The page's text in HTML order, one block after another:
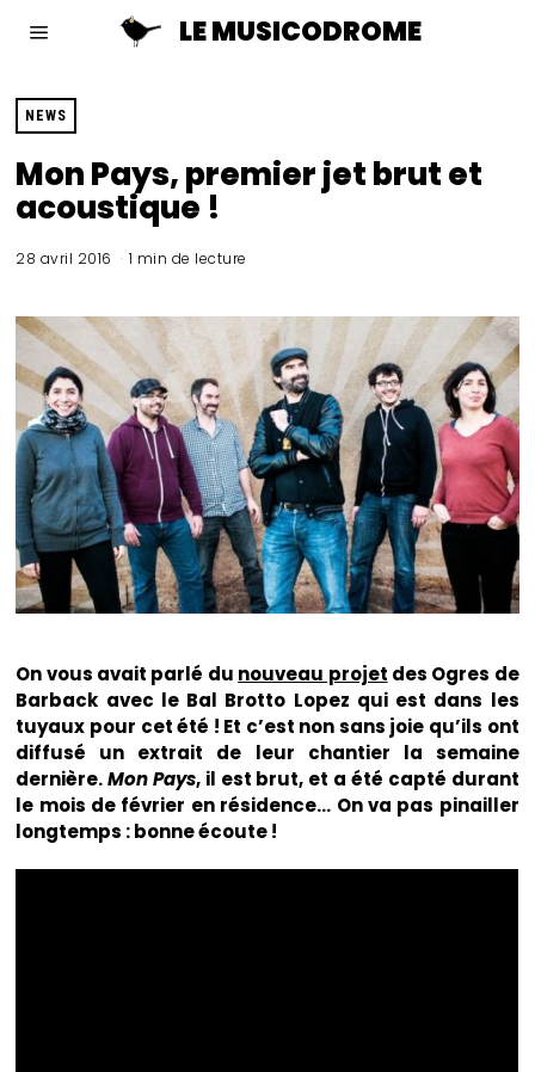
LE MUSICODROME
NEWS
Mon Pays, premier jet brut et
acoustique !
28 avril 2016 1 min de lecture
On vous avait parlé du nouveau projet des Ogres de
Barback avec le Bal Brotto Lopez qui est dans les
tuyaux pour cet été ! Et c’est non sans joie qu’ils ont
diffusé un extrait de leur chantier la semaine
dernière.Mon Pays, il est brut, et a été capté durant
le mois de février en résidence… On va pas pinailler
longtemps : bonne écoute !